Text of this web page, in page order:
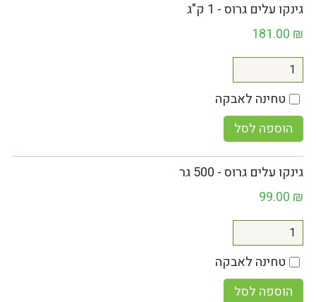
גינקו עלים גרוס - 1 ק"ג
181.00 ₪
טחינה לאבקה
הוספה לסל
גינקו עלים גרוס - 500 גר
99.00 ₪
טחינה לאבקה
הוספה לסל